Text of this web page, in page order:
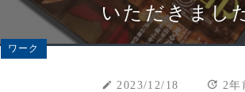
いただきまし
ワーク
create 2023/12/18 update 2年